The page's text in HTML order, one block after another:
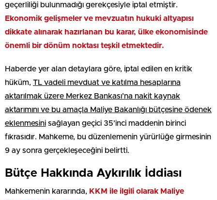
geçerliliği bulunmadığı gerekçesiyle iptal etmiştir.
Ekonomik gelişmeler ve mevzuatın hukuki altyapısı
dikkate alınarak hazırlanan bu karar, ülke ekonomisinde
önemli bir dönüm noktası teşkil etmektedir.
Haberde yer alan detaylara göre, iptal edilen en kritik
hüküm, TL vadeli mevduat ve katılma hesaplarına
aktarılmak üzere Merkez Bankası’na nakit kaynak
aktarımını ve bu amaçla Maliye Bakanlığı bütçesine ödenek
eklenmesini sağlayan geçici 35’inci maddenin birinci
fıkrasıdır. Mahkeme, bu düzenlemenin yürürlüğe girmesinin
9 ay sonra gerçekleşeceğini belirtti.
Bütçe Hakkında Aykırılık İddiası
Mahkemenin kararında, KKM ile ilgili olarak Maliye